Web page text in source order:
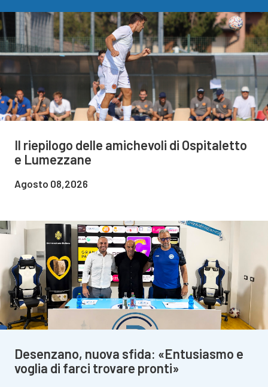
Il riepilogo delle amichevoli di Ospitaletto
e Lumezzane
Agosto 08,2026
Desenzano, nuova sfida: «Entusiasmo e
voglia di farci trovare pronti»